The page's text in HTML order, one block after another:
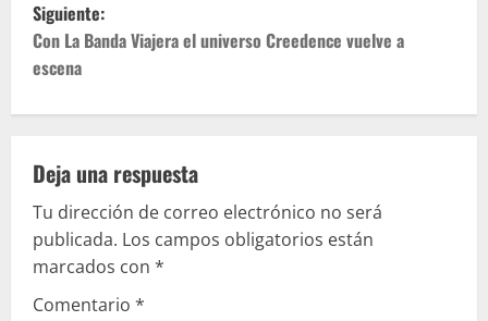
Siguiente:
Con La Banda Viajera el universo Creedence vuelve a
escena
Deja una respuesta
Tu dirección de correo electrónico no será
publicada. Los campos obligatorios están
marcados con *
Comentario *